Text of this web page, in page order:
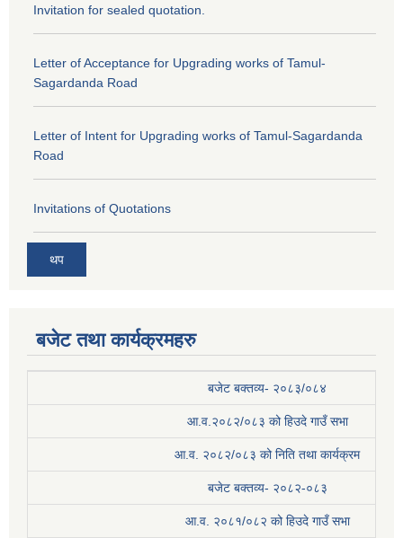
Invitation for sealed quotation.
Letter of Acceptance for Upgrading works of Tamul-
Sagardanda Road
Letter of Intent for Upgrading works of Tamul-Sagardanda
Road
Invitations of Quotations
थप
बजेट तथा कार्यक्रमहरु
बजेट बक्तव्य- २०८३/०८४
आ.व.२०८२/०८३ को हिउदे गाउँ सभा
आ.व. २०८२/०८३ को निति तथा कार्यक्रम
बजेट बक्तव्य- २०८२-०८३
आ.व. २०८१/०८२ को हिउदे गाउँ सभा